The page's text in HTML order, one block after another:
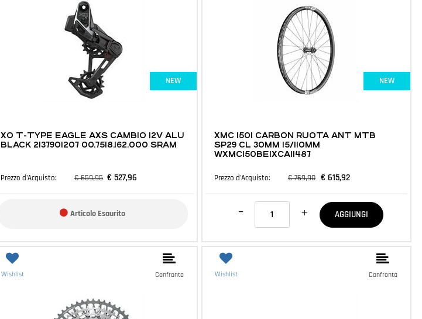
NEW
XO T-TYPE EAGLE AXS CAMBIO 12V ALU
BLACK 2137901207 00.7518.162.000 SRAM
Prezzo d'Acquisto: € 659,95 € 527,96
Articolo Esaurito
NEW
XMC 1501 CARBON RUOTA ANT MTB
SP29 CL 30MM 15/110MM
WXMC150BEIXCA11487
Prezzo d'Acquisto: € 769,90 € 615,92
Quantità
AGGIUNGI
Wishlist Confronta Wishlist Confronta